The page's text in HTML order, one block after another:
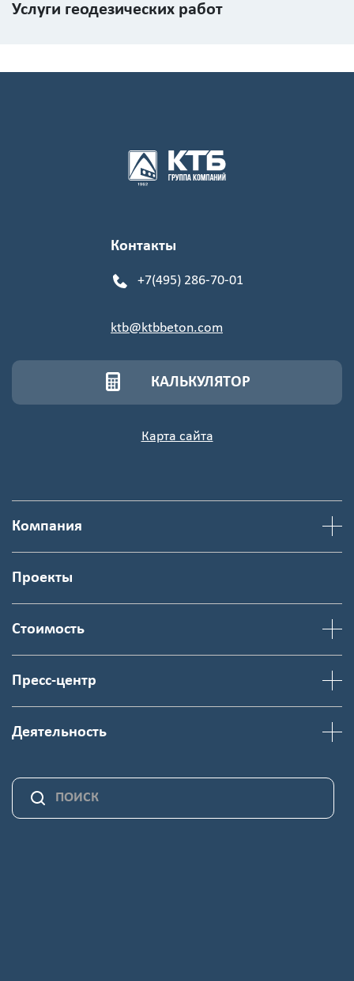
Услуги геодезических работ
Контакты
+7(495) 286-70-01
ktb@ktbbeton.com
КАЛЬКУЛЯТОР
Карта сайта
Компания
Проекты
Стоимость
Пресс-центр
Деятельность